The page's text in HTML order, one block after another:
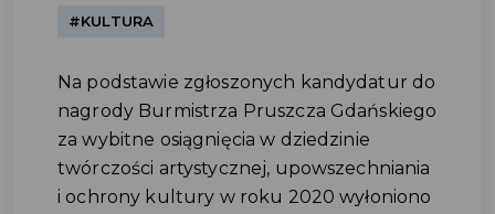
#KULTURA
Na podstawie zgłoszonych kandydatur do
nagrody Burmistrza Pruszcza Gdańskiego
za wybitne osiągnięcia w dziedzinie
twórczości artystycznej, upowszechniania
i ochrony kultury w roku 2020 wyłoniono